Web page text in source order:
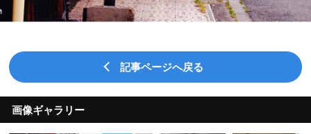
記事ページへ戻る
画像ギャラリー